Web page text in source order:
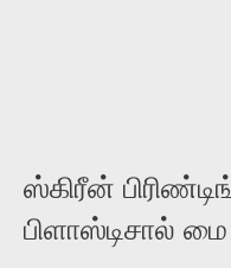
ஸ்கிரீன்
பிளாஸ்டிசால்